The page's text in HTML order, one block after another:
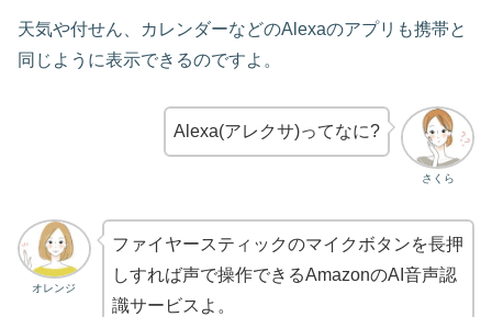
天気や付せん、カレンダーなどのAlexaのアプリも携帯と
同じように表示できるのですよ。
さくら
Alexa(アレクサ)ってなに?
オレンジ
ファイヤースティックのマイクボタンを長押
しすれば声で操作できるAmazonのAI音声認
識サービスよ。